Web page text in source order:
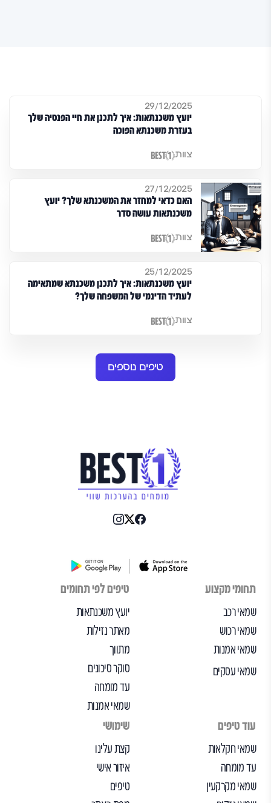
29/12/2025
יועץ משכנתאות: איך לתכנן את חיי הפנסיה שלך
בעזרת משכנתא הפוכה
צוות
27/12/2025
האם כדאי למחזר את המשכנתא שלך? יועץ
משכנתאות עושה סדר
צוות
25/12/2025
יועץ משכנתאות: איך לתכנן משכנתא שמתאימה
לעתיד הדינמי של המשפחה שלך?
צוות
טיפים נוספים
תחומי מקצוע
שמאי רכב
שמאי רכוש
שמאי אמנות
שמאי עסקים
טיפים לפי תחומים
יועץ משכנתאות
מאתר נזילות
מתווך
סוקר סיכונים
עד מומחה
שמאי אמנות
עוד טיפים
שמאי חקלאות
עד מומחה
שמאי מקרקעין
שימושי
קצת עלינו
איזור אישי
טיפים